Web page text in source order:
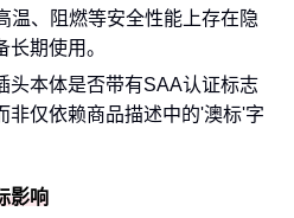
温、阻燃等安全性能上存在隐
期使用。
头本体是否带有SAA认证标志
非仅依赖商品描述中的'澳标'字
影响